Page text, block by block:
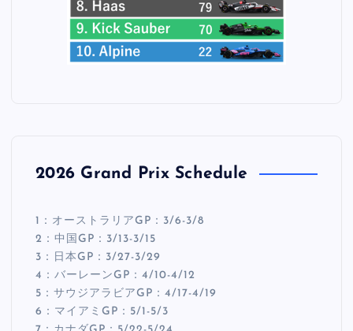
2026 Grand Prix Schedule
1：オーストラリアGP：3/6-3/8
2：中国GP：3/13-3/15
3：日本GP：3/27-3/29
4：バーレーンGP：4/10-4/12
5：サウジアラビアGP：4/17-4/19
6：マイアミGP：5/1-5/3